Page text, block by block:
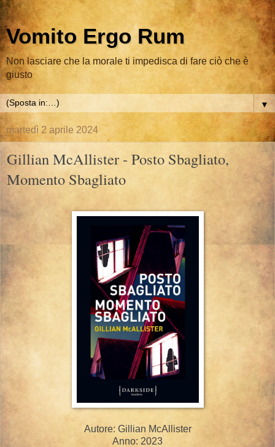
Vomito Ergo Rum
Non lasciare che la morale ti impedisca di fare ciò che è
giusto
▼
martedì 2 aprile 2024
Gillian McAllister - Posto Sbagliato,
Momento Sbagliato
Autore: Gillian McAllister
Anno: 2023